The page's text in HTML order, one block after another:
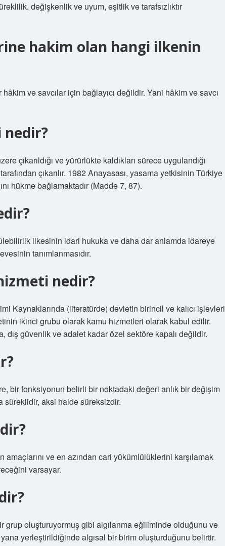
değişkenlik ve uyum, eşitlik ve tarafsızlıktır
hakim olan hangi ilkenin
hâkim ve savcılar için bağlayıcı değildir. Yani hâkim ve savcı
nedir?
çıkarıldığı ve yürürlükte kaldıkları sürece uygulandığı
çıkarılır. 1982 Anayasası, yasama yetkisinin Türkiye
hükme bağlamaktadır (Madde 7, 87).
ilkesinin idari hukuka ve daha dar anlamda idareye
tanımlanmasıdır.
nedir?
Kaynaklarında (literatürde) devletin birincil ve kalıcı işlevleri
ikinci grubu olarak kamu hizmetleri olarak kabul edilir.
dış güvenlik ve adalet kadar özel sektöre kapalı değildir.
bir fonksiyonun belirli bir noktadaki değeri anlık bir değişim
süreklidir, aksi halde süreksizdir.
ve en azından cari yükümlülüklerini karşılamak
varsayar.
grup oluşturuyormuş gibi algılanma eğiliminde olduğunu ve
yerleştirildiğinde algısal bir birim oluşturduğunu belirtir.